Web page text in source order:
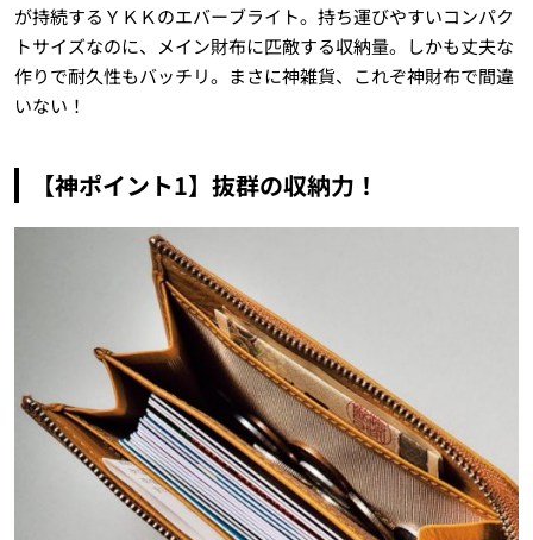
が持続するＹＫＫのエバーブライト。持ち運びやすいコンパク
トサイズなのに、メイン財布に匹敵する収納量。しかも丈夫な
作りで耐久性もバッチリ。まさに神雑貨、これぞ神財布で間違
いない！
【神ポイント1】抜群の収納力！